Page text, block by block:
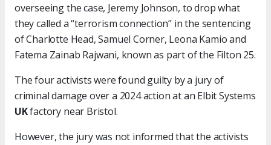
overseeing the case, Jeremy Johnson, to drop what
they called a “terrorism connection” in the sentencing
of Charlotte Head, Samuel Corner, Leona Kamio and
Fatema Zainab Rajwani, known as part of the Filton 25.
The four activists were found guilty by a jury of
criminal damage over a 2024 action at an Elbit Systems
UKfactory near Bristol.
However, the jury was not informed that the activists